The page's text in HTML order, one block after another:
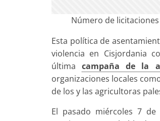
Número de
Esta política de
violencia en Cisjordania
últimacampaña de la
organizaciones locales
de los y las agricultoras
El pasado miércoles 7